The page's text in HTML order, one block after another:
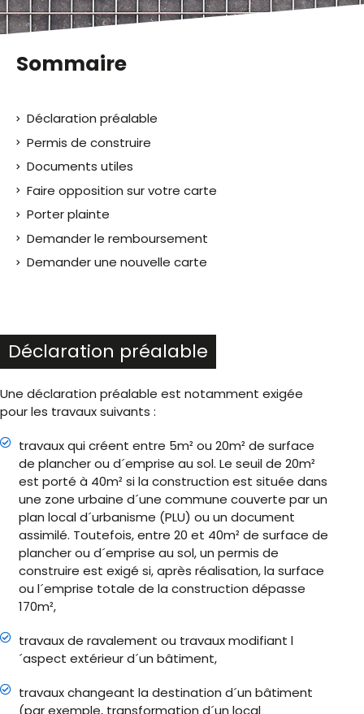
Sommaire
Déclaration préalable
Permis de construire
Documents utiles
Faire opposition sur votre carte
Porter plainte
Demander le remboursement
Demander une nouvelle carte
Déclaration préalable
Une déclaration préalable est notamment exigée
pour les travaux suivants :
travaux qui créent entre 5m² ou 20m² de surface
de plancher ou d´emprise au sol. Le seuil de 20m²
est porté à 40m² si la construction est située dans
une zone urbaine d´une commune couverte par un
plan local d´urbanisme (PLU) ou un document
assimilé. Toutefois, entre 20 et 40m² de surface de
plancher ou d´emprise au sol, un permis de
construire est exigé si, après réalisation, la surface
ou l´emprise totale de la construction dépasse
170m²,
travaux de ravalement ou travaux modifiant l
´aspect extérieur d´un bâtiment,
travaux changeant la destination d´un bâtiment
(par exemple, transformation d´un local